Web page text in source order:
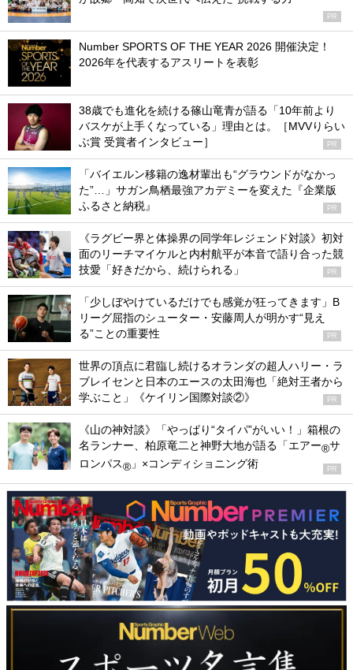
PR
Number SPORTS OF THE YEAR 2026 開催決定！
2026年を代表するアスリートを表彰
38歳でも進化を続ける篠山竜青が語る「10年前より
バスケが上手くなっている」理由とは。［MVVりらい
ぶ賞 受賞者インタビュー］
PR
「バイエルン移籍の逸材輩出も“グラウンドがなかっ
た”…」サガン鳥栖最強アカデミーを変えた『企業版
ふるさと納税』
PR
《ラグビー界と体操界の同学年レジェンド対談》初対
面のリーチマイケルと内村航平が本音で語り合った競
技愛「好きだから、続けられる」
PR
「少しぼやけているだけでも感覚が狂ってきます」B
リーグ屈指のシューター・安藤周人が明かす“見え
る”ことの重要性
PR
世界の頂点に君臨し続けるオランダの超人ハリー・ラ
ブレイセンと日本のエースの太田海也「絶対王者から
学ぶこと」《ケイリン国際対談②》
PR
《山の神対談》「やっぱり“タイパ”がいい！」箱根の
名ランナー、柏原竜二と神野大地が語る「エアー®サ
ロンパス® 」×コンディショニング術 PR